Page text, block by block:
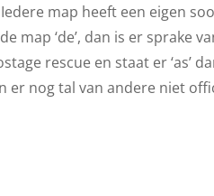
map heeft een eigen
map ‘de’, dan is er sprake
rescue en staat er ‘as’
er nog tal van andere niet